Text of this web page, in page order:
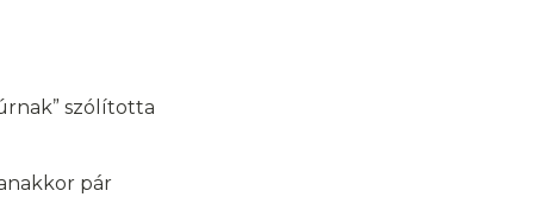
szólította
pár